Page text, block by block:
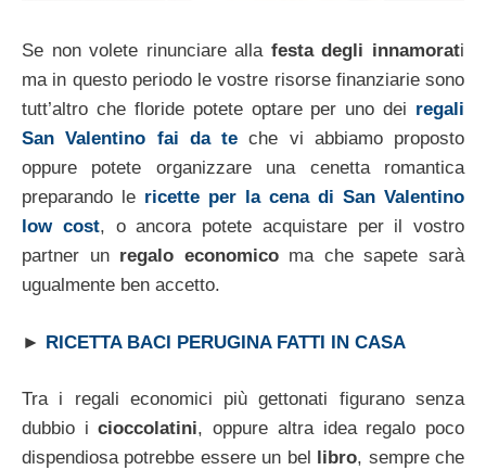
Se non volete rinunciare alla festa degli innamorati
ma in questo periodo le vostre risorse finanziarie sono
tutt’altro che floride potete optare per uno dei regali
San Valentino fai da te che vi abbiamo proposto
oppure potete organizzare una cenetta romantica
preparando le ricette per la cena di San Valentino
low cost, o ancora potete acquistare per il vostro
partner un regalo economicoma che sapete sarà
ugualmente ben accetto.
► RICETTA BACI PERUGINA FATTI IN CASA
Tra i regali economici più gettonati figurano senza
dubbio icioccolatini, oppure altra idea regalo poco
dispendiosa potrebbe essere un bel
libro, sempre che